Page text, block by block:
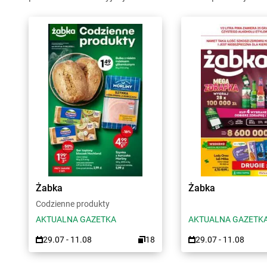
Żabka
Codzienne produkty
AKTUALNA GAZETKA
29.07 - 11.08 18
Żabka
AKTUALNA
29.07 - 11.08